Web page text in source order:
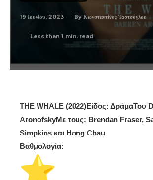
19 Ιουνίου, 2023 By Κωνσταντίνος Ταστσόγλου
Less than 1 min. read
THE WHALE (2022)Είδος: ΔράμαΤου
AronofskyΜε τους: Brendan Fraser,
Simpkins και Hong Chau
Βαθμολογία: